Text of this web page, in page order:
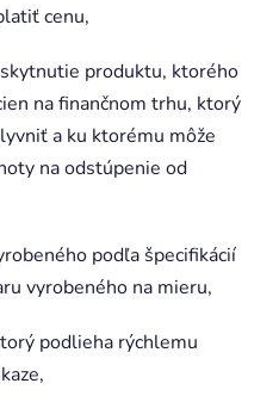
cenu,
produktu, ktorého
na finančnom trhu, ktorý
a ku ktorému môže
na odstúpenie od
podľa špecifikácií
vyrobeného na mieru,
podlieha rýchlemu